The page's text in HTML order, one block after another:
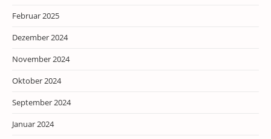
Februar 2025
Dezember 2024
November 2024
Oktober 2024
September 2024
Januar 2024